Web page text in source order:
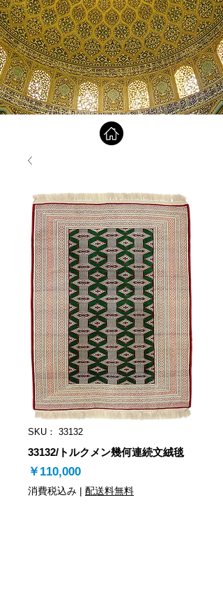
SKU： 33132
33132/トルクメン幾何連続文絨毯
￥110,000価
格
消費税込み | 配送料無料